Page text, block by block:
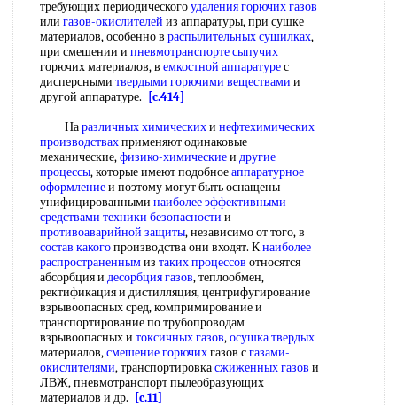
требующих периодическогоудаления горючих газов
или газов-окислителей из аппаратуры, при сушке
материалов, особенно в распылительных сушилках,
при смешении и пневмотранспорте сыпучих
горючих материалов, в емкостной аппаратурес
дисперсными твердыми горючими веществами и
другой аппаратуре.
[c.414]
Наразличных химическихи нефтехимических
производствахприменяют одинаковые
механические,физико-химическиеи другие
процессы, которые имеют подобноеаппаратурное
оформлениеи поэтому могут быть оснащены
унифицированными наиболее эффективными
средствами техники безопасности и
противоаварийной защиты, независимо от того, в
состав какогопроизводства они входят. Кнаиболее
распространеннымиз таких процессов относятся
абсорбция и десорбция газов, теплообмен,
ректификация и дистилляция, центрифугирование
взрывоопасных сред, компримирование и
транспортирование по трубопроводам
взрывоопасных и токсичных газов,осушка твердых
материалов,смешение горючихгазов сгазами-
окислителями, транспортировкасжиженных газов и
ЛВЖ, пневмотранспорт пылеобразующих
материалов и др.
[c.11]